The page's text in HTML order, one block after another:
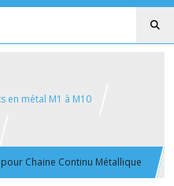
en métal M1 à M10
Chaine Continu Métallique